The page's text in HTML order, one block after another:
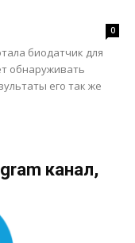
0
биодатчик для
обнаруживать
его так же
канал,